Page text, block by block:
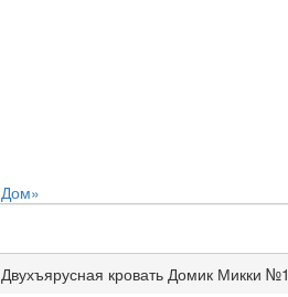
Двухъярусная кровать Домик Микки №1